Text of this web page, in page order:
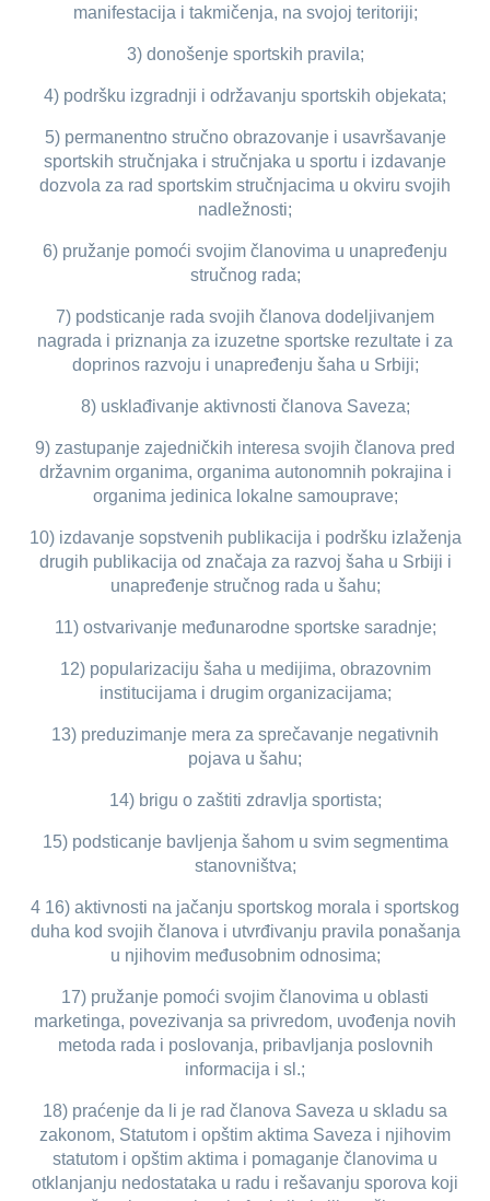
manifestacija i takmičenja, na svojoj teritoriji;
3) donošenje sportskih pravila;
4) podršku izgradnji i održavanju sportskih objekata;
5) permanentno stručno obrazovanje i usavršavanje
sportskih stručnjaka i stručnjaka u sportu i izdavanje
dozvola za rad sportskim stručnjacima u okviru svojih
nadležnosti;
6) pružanje pomoći svojim članovima u unapređenju
stručnog rada;
7) podsticanje rada svojih članova dodeljivanjem
nagrada i priznanja za izuzetne sportske rezultate i za
doprinos razvoju i unapređenju šaha u Srbiji;
8) usklađivanje aktivnosti članova Saveza;
9) zastupanje zajedničkih interesa svojih članova pred
državnim organima, organima autonomnih pokrajina i
organima jedinica lokalne samouprave;
10) izdavanje sopstvenih publikacija i podršku izlaženja
drugih publikacija od značaja za razvoj šaha u Srbiji i
unapređenje stručnog rada u šahu;
11) ostvarivanje međunarodne sportske saradnje;
12) popularizaciju šaha u medijima, obrazovnim
institucijama i drugim organizacijama;
13) preduzimanje mera za sprečavanje negativnih
pojava u šahu;
14) brigu o zaštiti zdravlja sportista;
15) podsticanje bavljenja šahom u svim segmentima
stanovništva;
4 16) aktivnosti na jačanju sportskog morala i sportskog
duha kod svojih članova i utvrđivanju pravila ponašanja
u njihovim međusobnim odnosima;
17) pružanje pomoći svojim članovima u oblasti
marketinga, povezivanja sa privredom, uvođenja novih
metoda rada i poslovanja, pribavljanja poslovnih
informacija i sl.;
18) praćenje da li je rad članova Saveza u skladu sa
zakonom, Statutom i opštim aktima Saveza i njihovim
statutom i opštim aktima i pomaganje članovima u
otklanjanju nedostataka u radu i rešavanju sporova koji